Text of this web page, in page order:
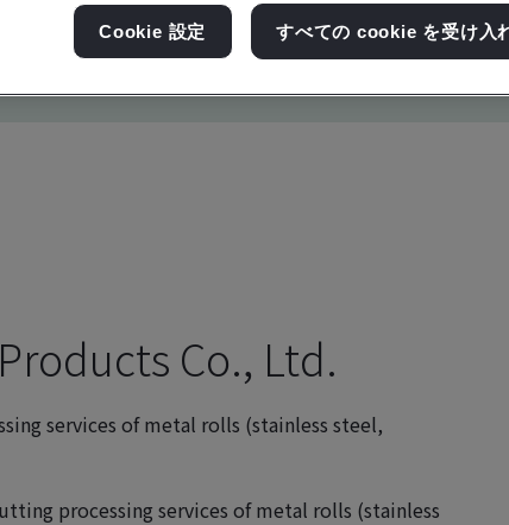
Co., Ltd.
services of metal rolls (stainless steel,
processing services of metal rolls (stainless
Cookie 設定 すべての cookie を受け入